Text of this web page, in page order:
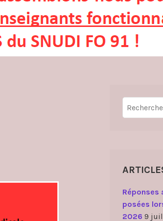
Rechercher :
Réponses
posées
2026 9